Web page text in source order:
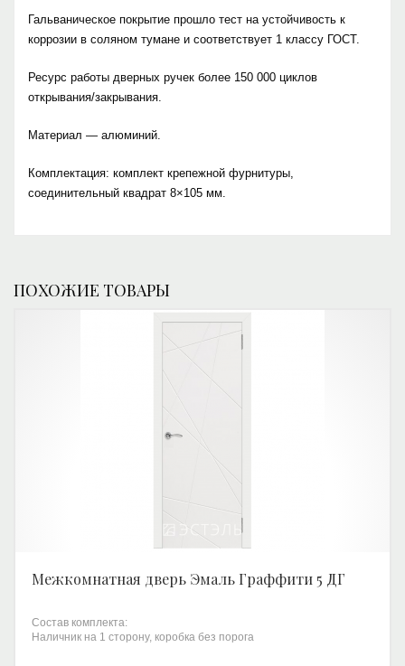
Гальваническое покрытие прошло тест на устойчивость к
коррозии в соляном тумане и соответствует 1 классу ГОСТ.
Ресурс работы дверных ручек более 150 000 циклов
открывания/закрывания.
Материал — алюминий.
Комплектация: комплект крепежной фурнитуры,
соединительный квадрат 8×105 мм.
ПОХОЖИЕ ТОВАРЫ
Межкомнатная дверь Эмаль Граффити 5 ДГ
Состав комплекта:
Наличник на 1 сторону, коробка без порога